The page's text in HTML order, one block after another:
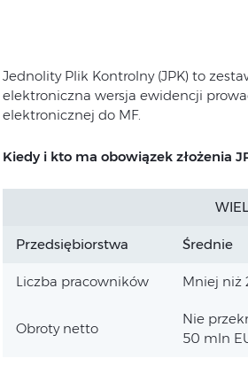
Jednolity Plik Kontrolny (JPK) to
elektroniczna wersja ewidencji
elektronicznej do MF.
Kiedy i kto ma obowiązek złożenia
Przedsiębiorstwa Średnie
Liczba pracowników Mniej niż
Obroty netto
Nie
50 mln